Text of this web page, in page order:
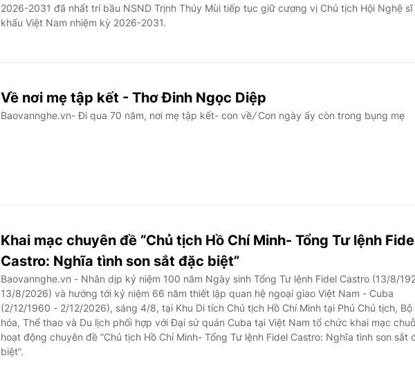
2026-2031 đã nhất trí bầu NSND Trịnh Thúy Mùi tiếp tục giữ cương vị Chủ tịch Hội Nghệ sĩ
khấu Việt Nam nhiệm kỳ 2026-2031.
Về nơi mẹ tập kết - Thơ Đinh Ngọc Diệp
Baovannghe.vn- Đi qua 70 năm, nơi mẹ tập kết- con về/Con ngày ấy còn trong bụng mẹ
Khai mạc chuyên đề “Chủ tịch Hồ Chí Minh- Tổng Tư lệnh
Castro: Nghĩa tình son sắt đặc biệt”
Baovannghe.vn - Nhân dịp kỷ niệm 100 năm Ngày sinh Tổng Tư lệnh Fidel Castro (13/8/
13/8/2026) và hướng tới kỷ niệm 66 năm thiết lập quan hệ ngoại giao Việt Nam - Cuba
(2/12/1960 - 2/12/2026), sáng 4/8, tại Khu Di tích Chủ tịch Hồ Chí Minh tại Phủ Chủ tịch, Bộ
hóa, Thể thao và Du lịch phối hợp với Đại sứ quán Cuba tại Việt Nam tổ chức khai mạc
hoạt động chuyên đề “Chủ tịch Hồ Chí Minh- Tổng Tư lệnh Fidel Castro: Nghĩa tình son sắt
biệt”.